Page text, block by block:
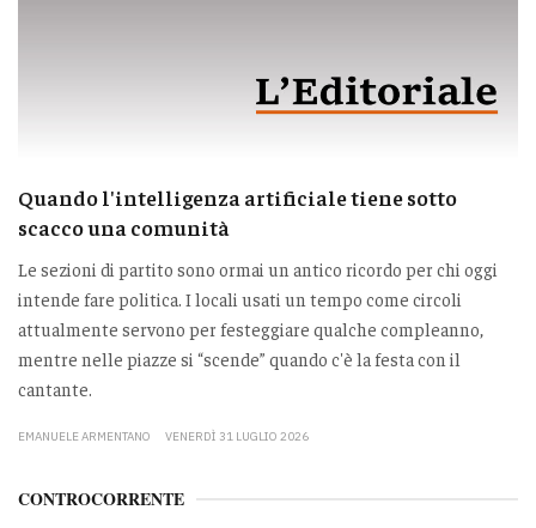
Quando l'intelligenza artificiale tiene sotto
scacco una comunità
Le sezioni di partito sono ormai un antico ricordo per chi oggi
intende fare politica. I locali usati un tempo come circoli
attualmente servono per festeggiare qualche compleanno,
mentre nelle piazze si “scende” quando c'è la festa con il
cantante.
EMANUELE ARMENTANO VENERDÌ 31 LUGLIO 2026
CONTROCORRENTE